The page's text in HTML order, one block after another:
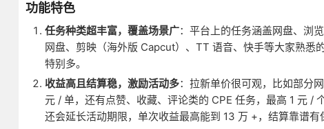
功能特色
任务种类超丰富，覆盖场景广：平台上的任务涵盖网盘、浏
网盘、剪映（海外版 Capcut）、TT 语音、快手等大家熟悉
特别多。
收益高且结算稳，激励活动多：拉新单价很可观，比如部分
元 / 单，还有点赞、收藏、评论类的 CPE 任务，最高 1 元 /
还会延长活动期限，单次收益最高能到 13 万 +，结算靠谱有